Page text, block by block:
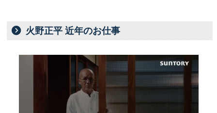
火野正平 近年のお仕事